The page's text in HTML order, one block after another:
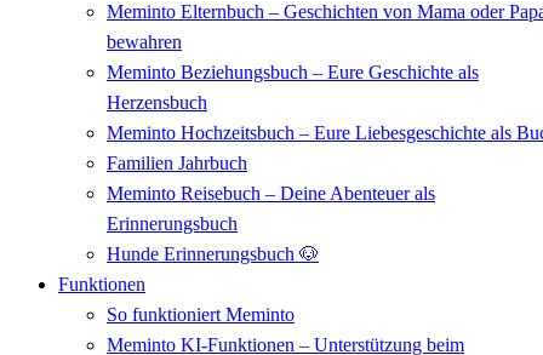
Meminto Elternbuch – Geschichten von Mama oder
bewahren
Meminto Beziehungsbuch – Eure Geschichte als
Herzensbuch
Meminto Hochzeitsbuch – Eure Liebesgeschichte als
Familien Jahrbuch
Meminto Reisebuch – Deine Abenteuer als
Erinnerungsbuch
Hunde Erinnerungsbuch 🐶
Funktionen
So funktioniert Meminto
Meminto KI-Funktionen – Unterstützung beim